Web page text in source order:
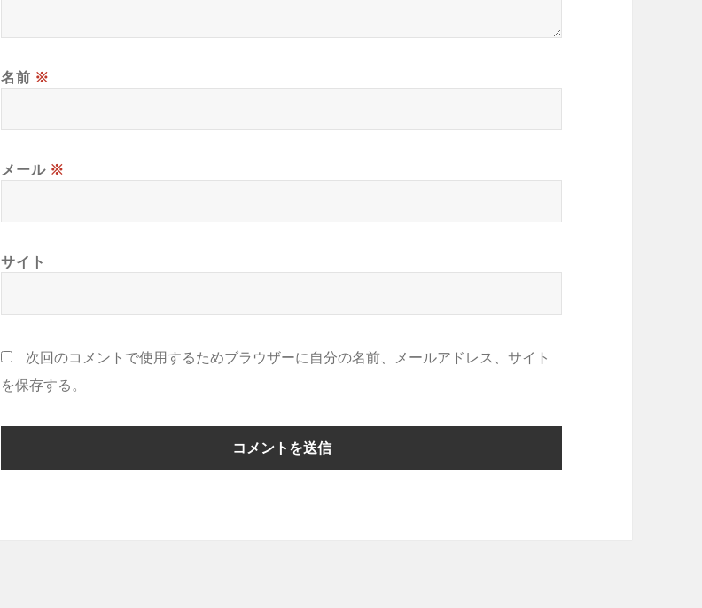
名前 ※
メール ※
サイト
次回のコメントで使用するためブラウザーに自分の名前、メールアドレス、サイト
を保存する。